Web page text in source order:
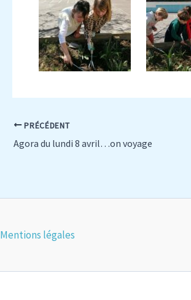
PRÉCÉDENT
Agora du lundi 8 avril…on voyage
Mentions légales